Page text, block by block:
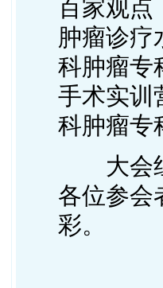
百家观点
肿瘤诊疗
科肿瘤专
手术实训
科肿瘤专
大会
各位参会
彩。